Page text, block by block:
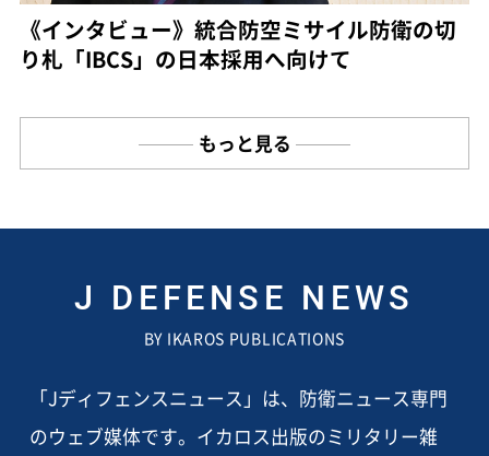
《インタビュー》統合防空ミサイル防衛の切
り札「IBCS」の日本採用へ向けて
もっと見る
J DEFENSE NEWS
BY IKAROS PUBLICATIONS
「Jディフェンスニュース」は、防衛ニュース専門
のウェブ媒体です。イカロス出版のミリタリー雑